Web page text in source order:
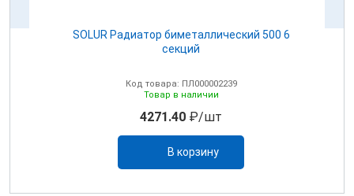
SOLUR Радиатор биметаллический 500 6
секций
Код товара: ПЛ000002239
Товар в наличии
4271.40 ₽/шт
В корзину